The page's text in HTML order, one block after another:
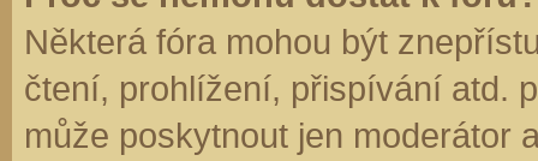
Některá fóra mohou být
čtení, prohlížení, přispívání atd.
může poskytnout jen moderátor